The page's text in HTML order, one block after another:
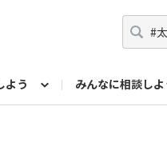
よう みんなに相談しよ